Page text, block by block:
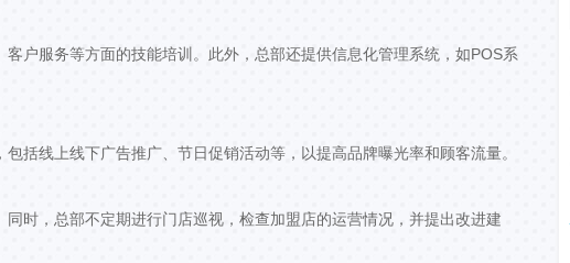
户服务等方面的技能培训。此外，总部还提供信息化管理系统，如POS系
括线上线下广告推广、节日促销活动等，以提高品牌曝光率和顾客流量。
时，总部不定期进行门店巡视，检查加盟店的运营情况，并提出改进建